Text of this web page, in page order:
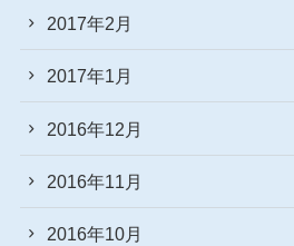
2017年2月
2017年1月
2016年12月
2016年11月
2016年10月